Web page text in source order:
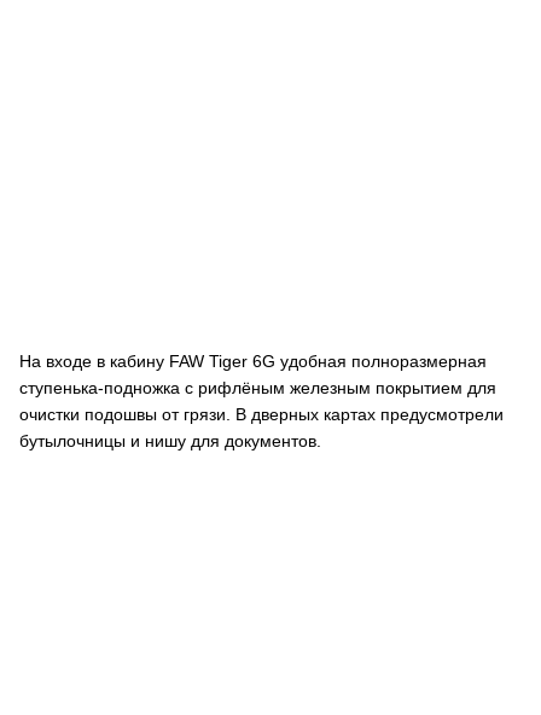
На входе в кабину FAW Tiger 6G удобная полноразмерная
ступенька-подножка с рифлёным железным покрытием для
очистки подошвы от грязи. В дверных картах предусмотрели
бутылочницы и нишу для документов.